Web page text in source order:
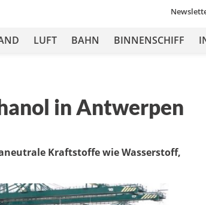
LUFT BAHN BINNENSCHIFF
in Antwerpen
Kraftstoffe wie Wasserstoff,